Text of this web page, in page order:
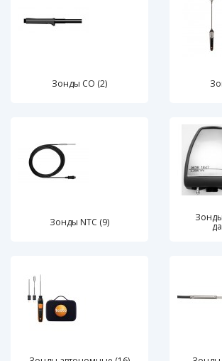
Зонды CO (2)
Зонды NTC (9)